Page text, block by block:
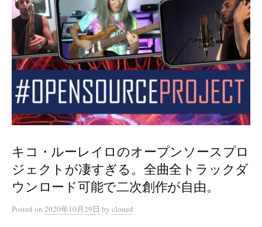
キコ・ルーレイロのオープンソースプロ
ジェクトが凄すぎる。全曲全トラックダ
ウンロード可能で二次創作が自由。
Posted on 2020年10月29日 by cloned